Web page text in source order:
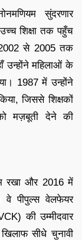
सुंदरणार
उच्च शिक्षा तक पहुँच
2002 से 2005 तक
उन्होंने महिलाओं के
1987 में उन्होंने
जिससे शिक्षकों
मज़बूती देने की
रखा और 2016 में
वे पीपुल्स वेलफेयर
की उम्मीदवार
सीधे चुनावी